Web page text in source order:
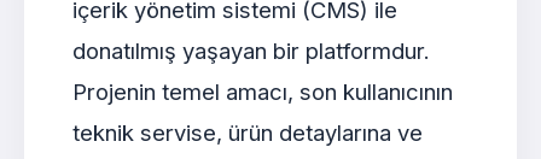
içerik yönetim sistemi (CMS) ile
donatılmış yaşayan bir platformdur.
Projenin temel amacı, son kullanıcının
teknik servise, ürün detaylarına ve